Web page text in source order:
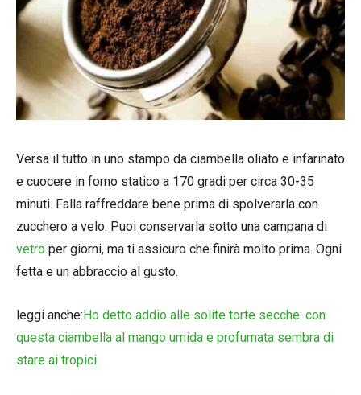
Versa il tutto in uno stampo da ciambella oliato e infarinato
e cuocere in forno statico a 170 gradi per circa 30-35
minuti. Falla raffreddare bene prima di spolverarla con
zucchero a velo. Puoi conservarla sotto una campana di
vetro per giorni, ma ti assicuro che finirà molto prima. Ogni
fetta e un abbraccio al gusto.
leggi anche: Ho detto addio alle solite torte secche: con
questa ciambella al mango umida e profumata sembra di
stare ai tropici